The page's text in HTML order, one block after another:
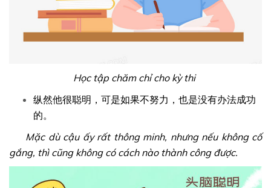
Học tập chăm chỉ cho kỳ thi
纵然他很聪明，可是如果不努力，也是没有办法成功
的。
Mặc dù cậu ấy rất thông minh, nhưng nếu không cố
gắng, thì cũng không có cách nào thành công được.